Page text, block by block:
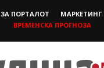
ЗА ПОРТАЛОТ МАРКЕТИНГ
ВРЕМЕНСКА ПРОГНОЗА